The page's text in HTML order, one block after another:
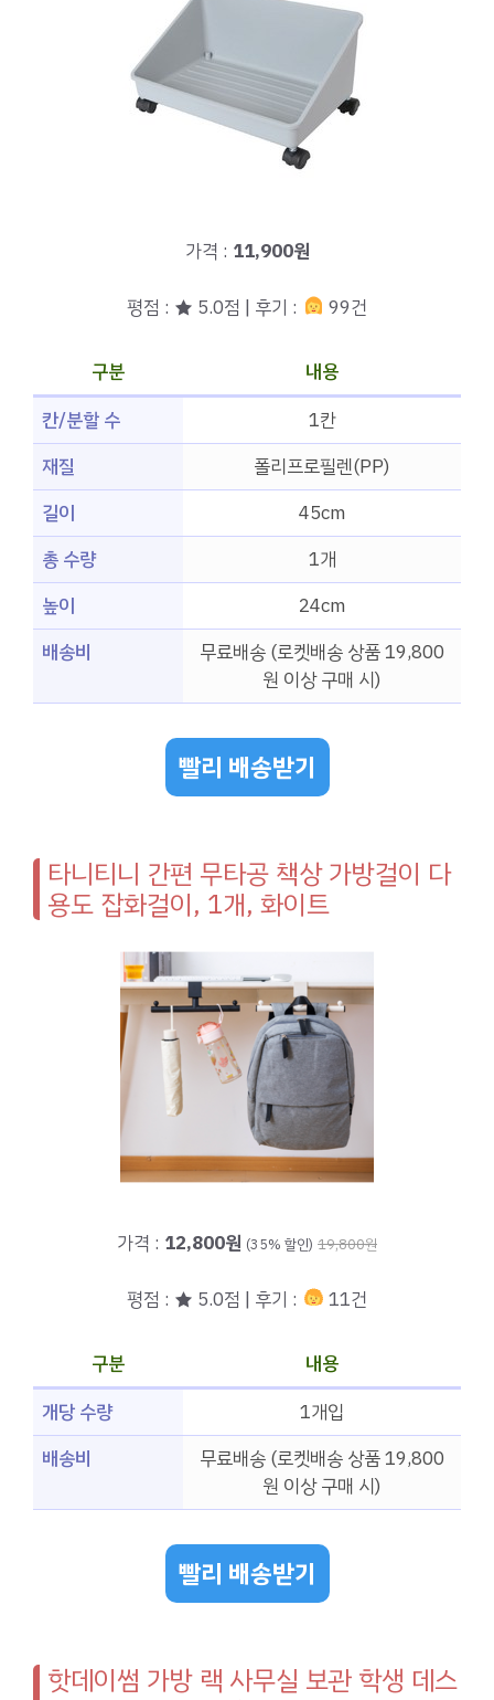
가격 : 11,900원
평점 : ★ 5.0점 | 후기 : 99건
구분
내용
칸/분할 수
1칸
재질
폴리프로필렌(PP)
길이
45cm
총 수량
1개
높이
24cm
배송비
무료배송 (로켓배송 상품 19,800
원 이상 구매 시)
빨리 배송받기
타니티니 간편 무타공 책상 가방걸이 다
용도 잡화걸이, 1개, 화이트
가격 : 12,800원 (35% 할인) 19,800원
평점 : ★ 5.0점 | 후기 : 11건
구분
내용
개당 수량
1개입
배송비
무료배송 (로켓배송 상품 19,800
원 이상 구매 시)
빨리 배송받기
핫데이썸 가방 랙 사무실 보관 학생 데스